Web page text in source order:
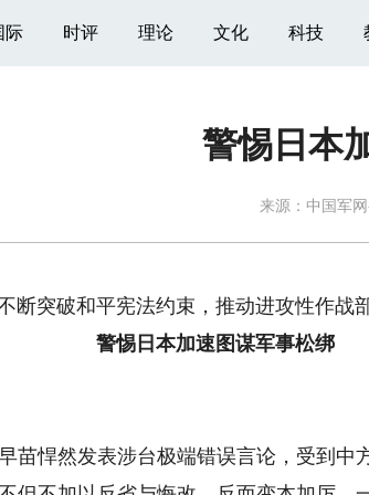
际 时评 理论 文化 科技
警惕日本
来源： 中国军
断突破和平宪法约束，推动进攻性作
警惕日本加速图谋军事松绑
悍然发表涉台极端错误言论，受到中